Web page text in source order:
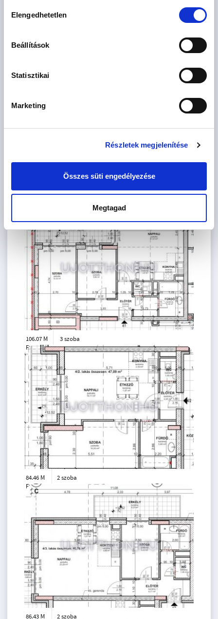
kiválasztása
Elengedhetetlen
Beállítások
Statisztikai
Marketing
Részletek megjelenítése
Összes süti engedélyezése
Megtagad
87 m2
106.07 M
Ft
59 m2
3 szoba
4. emelet
84.46 M
Ft
47 m2
2 szoba
86.43 M
2 szoba